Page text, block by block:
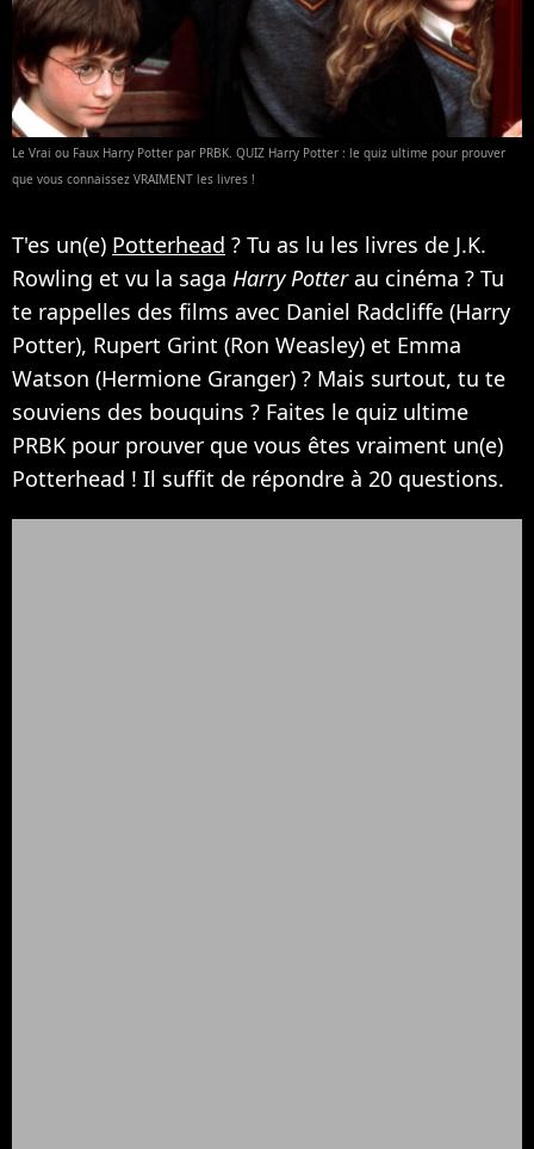
Le Vrai ou Faux Harry Potter par PRBK. QUIZ Harry Potter : le quiz ultime pour prouver
que vous connaissez VRAIMENT les livres !
T'es un(e) Potterhead ? Tu as lu les livres de J.K.
Rowling et vu la saga Harry Potterau cinéma ? Tu
te rappelles des films avec Daniel Radcliffe (Harry
Potter), Rupert Grint (Ron Weasley) et Emma
Watson (Hermione Granger) ? Mais surtout, tu te
souviens des bouquins ? Faites le quiz ultime
PRBK pour prouver que vous êtes vraiment un(e)
Potterhead ! Il suffit de répondre à 20 questions.